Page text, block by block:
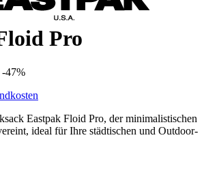
Pro
-47%
Eastpak Floid Pro, der minimalistischen
ideal für Ihre städtischen und Outdoor-